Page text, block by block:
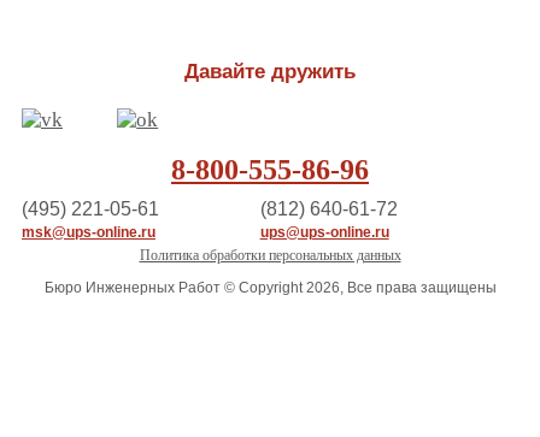
Давайте дружить
8-800-555-86-96
(495) 221-05-61
msk@ups-online.ru
(812) 640-61-72
ups@ups-online.ru
Политика обработки персональных данных
Бюро Инженерных Работ © Copyright 2026, Все права защищены